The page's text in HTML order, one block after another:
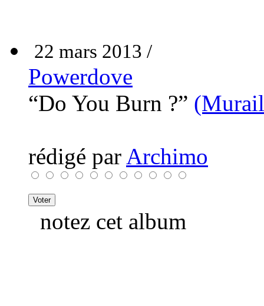
22 mars 2013 /
Powerdove
“Do You Burn ?”
rédigé par Archimo
notez cet album